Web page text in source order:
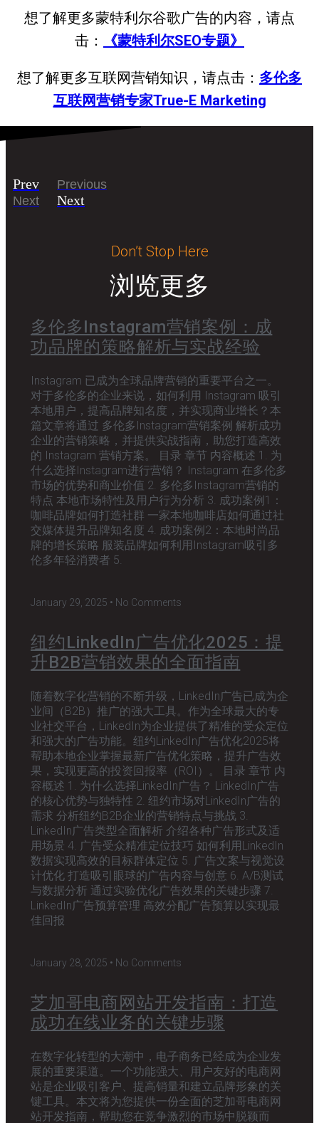
想了解更多蒙特利尔谷歌广告的内容，请点
击：
《蒙特利尔SEO专题》
想了解更多互联网营销知识，请点击： 多伦多
互联网营销专家True-E Marketing
Prev
Previous
Next
Next
Don’t Stop Here
浏览更多
多伦多Instagram营销案例：成
功品牌的策略解析与实战经验
Instagram 已成为全球品牌营销的重要平台之一。
对于多伦多的企业来说，如何利用 Instagram 吸引
本地用户，提高品牌知名度，并实现商业增长？本
篇文章将通过 多伦多Instagram营销案例 解析成功
企业的营销策略，并提供实战指南，助您打造高效
的 Instagram 营销方案。 目录 章节 内容概述 1. 为
什么选择Instagram进行营销？ Instagram 在多伦多
市场的优势和商业价值 2. 多伦多Instagram营销的
特点 本地市场特性及用户行为分析 3. 成功案例1：
咖啡品牌如何打造社群 一家本地咖啡店如何通过社
交媒体提升品牌知名度 4. 成功案例2：本地时尚品
牌的增长策略 服装品牌如何利用Instagram吸引多
伦多年轻消费者 5.
January 29, 2025 No Comments
纽约LinkedIn广告优化2025：提
升B2B营销效果的全面指南
随着数字化营销的不断升级，LinkedIn广告已成为企
业间（B2B）推广的强大工具。作为全球最大的专
业社交平台，LinkedIn为企业提供了精准的受众定位
和强大的广告功能。纽约LinkedIn广告优化2025将
帮助本地企业掌握最新广告优化策略，提升广告效
果，实现更高的投资回报率（ROI）。 目录 章节 内
容概述 1. 为什么选择LinkedIn广告？ LinkedIn广告
的核心优势与独特性 2. 纽约市场对LinkedIn广告的
需求 分析纽约B2B企业的营销特点与挑战 3.
LinkedIn广告类型全面解析 介绍各种广告形式及适
用场景 4. 广告受众精准定位技巧 如何利用LinkedIn
数据实现高效的目标群体定位 5. 广告文案与视觉设
计优化 打造吸引眼球的广告内容与创意 6. A/B测试
与数据分析 通过实验优化广告效果的关键步骤 7.
LinkedIn广告预算管理 高效分配广告预算以实现最
佳回报
January 28, 2025 No Comments
芝加哥电商网站开发指南：打造
成功在线业务的关键步骤
在数字化转型的大潮中，电子商务已经成为企业发
展的重要渠道。一个功能强大、用户友好的电商网
站是企业吸引客户、提高销量和建立品牌形象的关
键工具。本文将为您提供一份全面的芝加哥电商网
站开发指南，帮助您在竞争激烈的市场中脱颖而